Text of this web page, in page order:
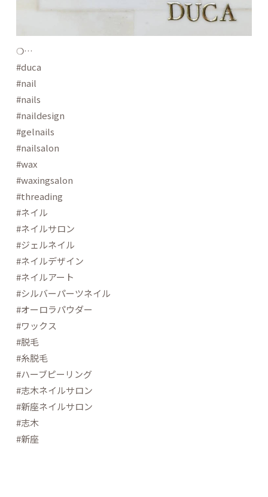
❍…
#duca
#nail
#nails
#naildesign
#gelnails
#nailsalon
#wax
#waxingsalon
#threading
#ネイル
#ネイルサロン
#ジェルネイル
#ネイルデザイン
#ネイルアート
#シルバーパーツネイル
#オーロラパウダー
#ワックス
#脱毛
#糸脱毛
#ハーブピーリング
#志木ネイルサロン
#新座ネイルサロン
#志木
#新座